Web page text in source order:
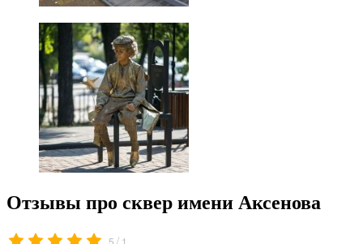
Отзывы про сквер имени Аксенова
5 / 1